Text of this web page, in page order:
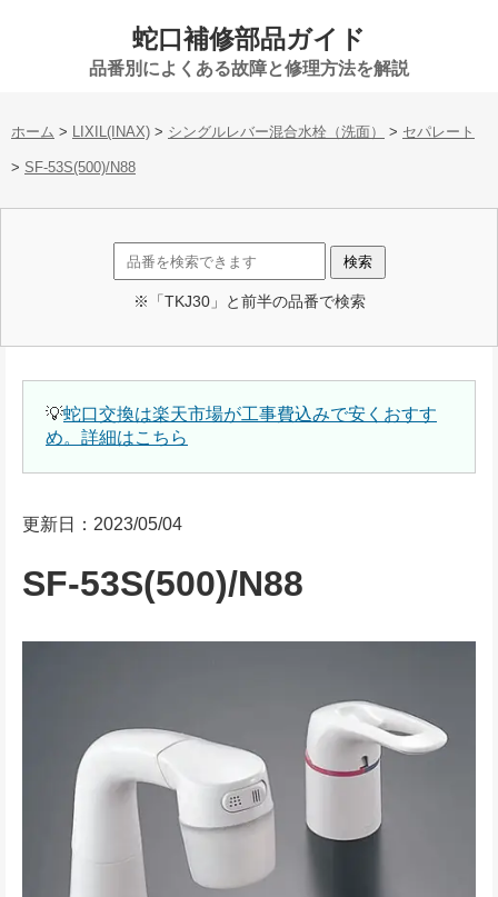
蛇口補修部品ガイド
品番別によくある故障と修理方法を解説
ホーム > LIXIL(INAX) > シングルレバー混合水栓（洗面） > セパレート
> SF-53S(500)/N88
※「TKJ30」と前半の品番で検索
💡蛇口交換は楽天市場が工事費込みで安くおすす
め。詳細はこちら
更新日：2023/05/04
SF-53S(500)/N88